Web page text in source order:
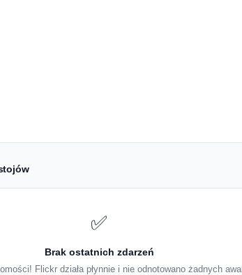
✅
Brak ostatnich zdarzeń
Flickr działa płynnie i nie odnotowano żadnych